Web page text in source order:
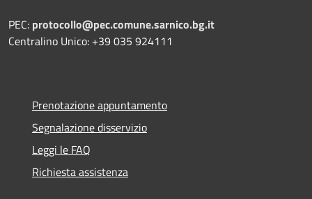
PEC: protocollo@pec.comune.sarnico.bg.it
Centralino Unico: +39 035 924111
Prenotazione appuntamento
Segnalazione disservizio
Leggi le FAQ
Richiesta assistenza